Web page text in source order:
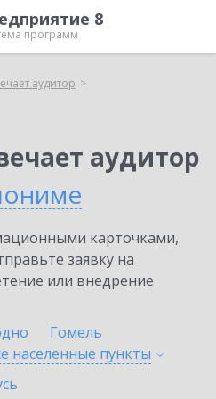
8
программ
аудитор
аудитор
карточками,
заявку на
или внедрение
Гомель
населенные пункты